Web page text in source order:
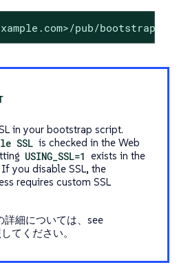
pub/bootstrap/
in your bootstrap script.
SSL is checked in the Web
USING_SSL=1 exists in the
you disable SSL, the
requires custom SSL
詳細については、see
てください。